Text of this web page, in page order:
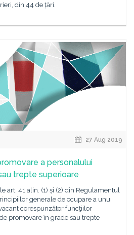
din 44 de țări.
27 Aug 2019
a personalului
trepte superioare
art. 41 alin. (1) și (2) din Regulamentul
generale de ocupare a unui
corespunzător funcţiilor
promovare în grade sau trepte